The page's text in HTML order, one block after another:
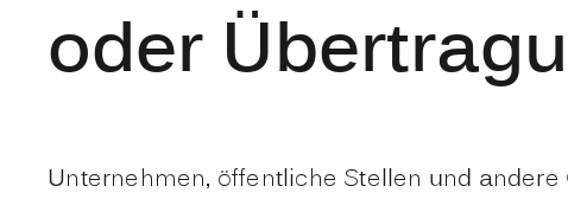
oder
Unternehmen, öffentliche Stellen und